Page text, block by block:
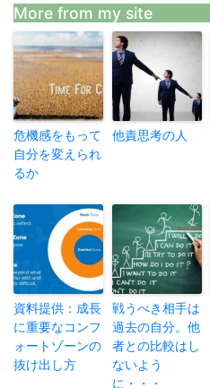
More from my site
危機感をもって
自分を変えられ
るか
他責思考の人
資料提供：成長
に重要なコンフ
ォートゾーンの
抜け出し方
戦うべき相手は
過去の自分。他
者との比較はし
ないよう
に・・・